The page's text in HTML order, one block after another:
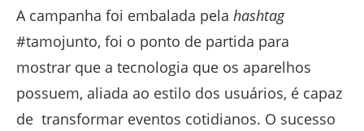
A campanha foi embalada pela hashtag
#tamojunto, foi o ponto de partida para
mostrar que a tecnologia que os aparelhos
possuem, aliada ao estilo dos usuários, é capaz
de transformar eventos cotidianos. O sucesso